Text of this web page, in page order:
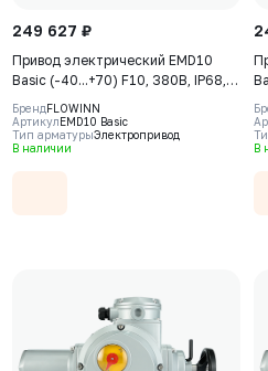
249 627 ₽
Привод электрический EMD10
Basic (-40...+70) F10, 380В, IP68,
S2-15min
БрендFLOWINN
АртикулEMD10 Basic
Тип арматурыЭлектропривод
В наличии
В